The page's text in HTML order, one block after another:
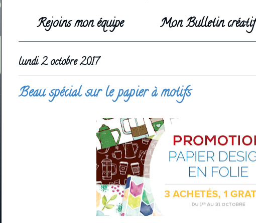
Rejoins mon équipe
Mon Bulletin créatif
lundi 2 octobre 2017
Beau spécial sur le papier à motifs